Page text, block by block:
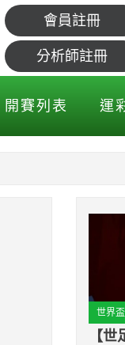
會員註冊
分析師註冊
開賽列表 運
世界
【